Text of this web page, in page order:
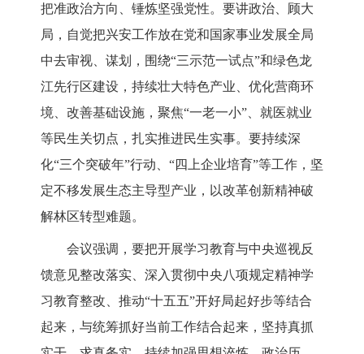
把准政治方向、锤炼坚强党性。要讲政治、顾大
局，自觉把兴安工作放在党和国家事业发展全局
中去审视、谋划，围绕“三示范一试点”和绿色龙
江先行区建设，持续壮大特色产业、优化营商环
境、改善基础设施，聚焦“一老一小”、就医就业
等民生关切点，扎实推进民生实事。要持续深
化“三个突破年”行动、“四上企业培育”等工作，坚
定不移发展生态主导型产业，以改革创新精神破
解林区转型难题。
会议强调，要把开展学习教育与中央巡视反
馈意见整改落实、深入贯彻中央八项规定精神学
习教育整改、推动“十五五”开好局起好步等结合
起来，与统筹抓好当前工作结合起来，坚持真抓